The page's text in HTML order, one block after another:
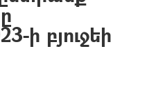
ի բյուջեի